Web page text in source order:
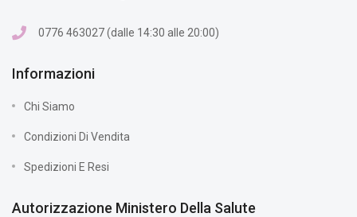
0776 463027 (dalle 14:30 alle 20:00)
Informazioni
Chi Siamo
Condizioni Di Vendita
Spedizioni E Resi
Autorizzazione Ministero Della Salute